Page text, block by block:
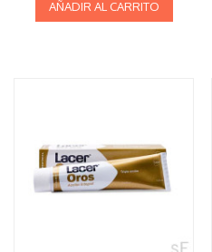
AÑADIR AL CARRITO